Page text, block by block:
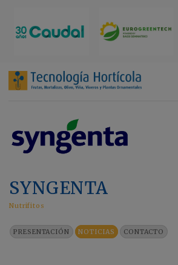
SYNGENTA
Nutrifitos
PRESENTACIÓN NOTICIAS CONTACTO